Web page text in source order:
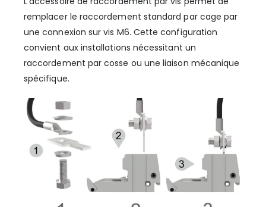
remplacer le raccordement standard par cage par
une connexion sur vis M6. Cette configuration
convient aux installations nécessitant un
raccordement par cosse ou une liaison mécanique
spécifique.